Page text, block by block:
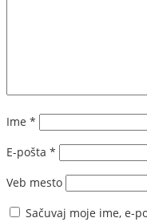
Ime *
E-pošta *
Veb mesto
Sačuvaj moje ime, e-